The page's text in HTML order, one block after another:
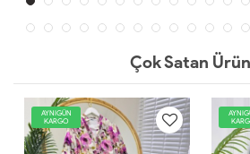
Çok Satan
AYNIGÜN
KARGO